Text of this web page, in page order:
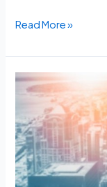
Read More »
Câmara
aprova
projeto
que
autoriza
isenção
do